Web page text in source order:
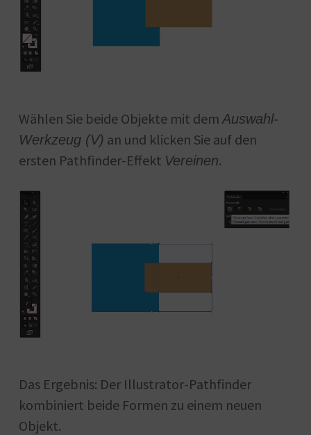
Wählen Sie beide Objekte mit demAuswahl-
Werkzeug (V) an und klicken Sie auf den
ersten Pathfinder-Effekt Vereinen.
Das Ergebnis: Der Illustrator-Pathfinder
kombiniert beide Formen zu einem neuen
Objekt.